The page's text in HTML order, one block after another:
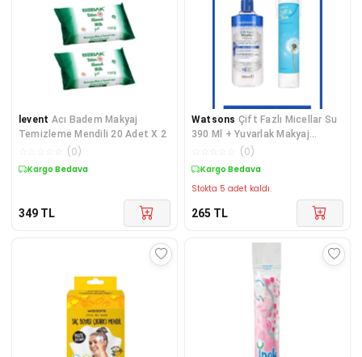
levent Acı Badem Makyaj
Temizleme Mendili 20 Adet X 2
(0)
Kargo Bedava
349 TL
Watsons Çift Fazlı Micellar Su
390 Ml + Yuvarlak Makyaj
Pamuğu 100 Adet
(0)
Kargo Bedava
Stokta 5 adet kaldı.
265 TL